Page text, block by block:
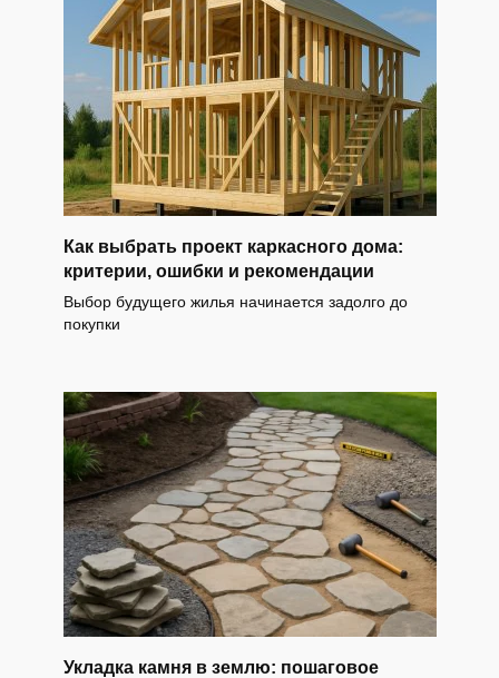
Как выбрать проект каркасного дома:
критерии, ошибки и рекомендации
Выбор будущего жилья начинается задолго до
покупки
Укладка камня в землю: пошаговое